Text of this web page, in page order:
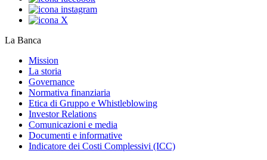
La Banca
Mission
La storia
Governance
Normativa finanziaria
Etica di Gruppo e Whistleblowing
Investor Relations
Comunicazioni e media
Documenti e informative
Indicatore dei Costi Complessivi (ICC)